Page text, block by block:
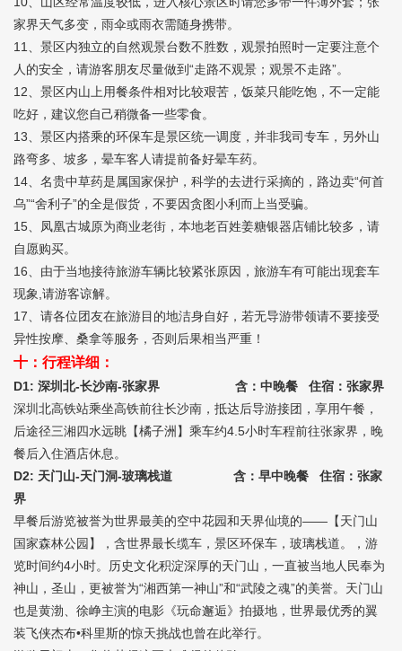
家界天气多变，雨伞或雨衣需随身携带。
11、景区内独立的自然观景台数不胜数，观景拍照时一定要注意个
人的安全，请游客朋友尽量做到“走路不观景；观景不走路”。
12、景区内山上用餐条件相对比较艰苦，饭菜只能吃饱，不一定能
吃好，建议您自己稍微备一些零食。
13、景区内搭乘的环保车是景区统一调度，并非我司专车，另外山
路弯多、坡多，晕车客人请提前备好晕车药。
14、名贵中草药是属国家保护，科学的去进行采摘的，路边卖“何首
乌”“舍利子”的全是假货，不要因贪图小利而上当受骗。
15、凤凰古城原为商业老街，本地老百姓姜糖银器店铺比较多，请
自愿购买。
16、由于当地接待旅游车辆比较紧张原因，旅游车有可能出现套车
现象,请游客谅解。
17、请各位团友在旅游目的地洁身自好，若无导游带领请不要接受
异性按摩、桑拿等服务，否则后果相当严重！
十：行程详细：
D1: 深圳北-长沙南-张家界 含：中晚餐 住宿：张家界
深圳北高铁站乘坐高铁前往长沙南，抵达后导游接团，享用午餐，
后途径三湘四水远眺【橘子洲】乘车约4.5小时车程前往张家界，晚
餐后入住酒店休息。
D2: 天门山-天门洞-玻璃栈道 含：早中晚餐 住宿：张家
界
早餐后游览被誉为世界最美的空中花园和天界仙境的——【天门山
国家森林公园】，含世界最长缆车，景区环保车，玻璃栈道。，游
览时间约4小时。历史文化积淀深厚的天门山，一直被当地人民奉为
神山，圣山，更被誉为“湘西第一神山”和“武陵之魂”的美誉。天门山
也是黄渤、徐峥主演的电影《玩命邂逅》拍摄地，世界最优秀的翼
装飞侠杰布•科里斯的惊天挑战也曾在此举行。